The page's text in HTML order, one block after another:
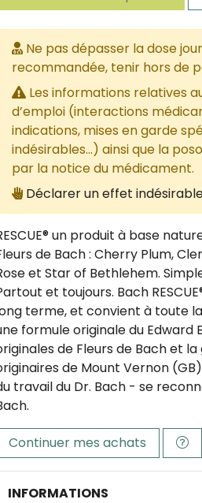
Ne pas dépasser la dose
recommandée, tenir hors de
Les informations relatives
d’emploi (interactions
indications, mises en garde
indésirables...) ainsi que la
par la notice du médicament.
Déclarer un effet
un produit à base
de Bach : Cherry Plum,
et Star of Bethlehem.
et toujours. Bach
terme, et convient à toute
formule originale du Edward
de Fleurs de Bach et
de Mount Vernon
travail du Dr. Bach - se
Continuer mes achats
INFORMATIONS